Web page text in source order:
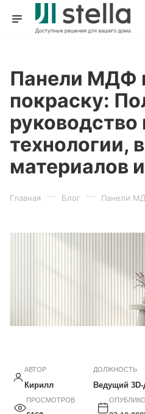
Панели МДФ
покраску:
руководство
технологии,
материалов
Главная — Блог — Панели
АВТОР
Кирилл
ДОЛЖНОСТЬ
Ведущий 3D-
ПРОСМОТРОВ